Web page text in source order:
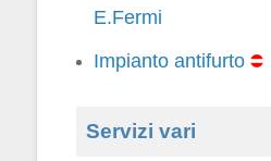
E.Fermi
Impianto antifurto
Servizi vari